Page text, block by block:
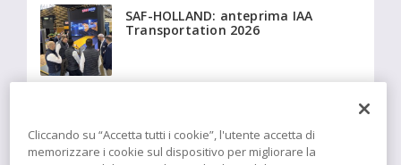
SAF-HOLLAND: anteprima IAA
Transportation 2026
isotermici equipaggiati con
tecnologia Insulation
Cliccando su “Accetta tutti i cookie”, l'utente accetta di
memorizzare i cookie sul dispositivo per migliorare la